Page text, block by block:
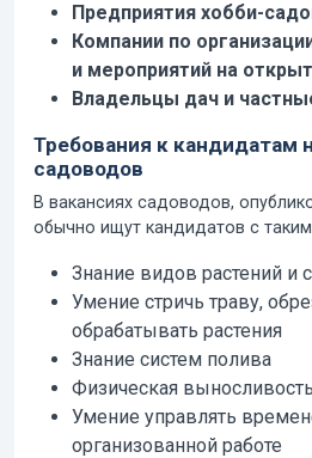
Предприятия хобби-
Компании по
и мероприятий на
Владельцы дач и
Требования к кандидатам
садоводов
В вакансиях садоводов,
обычно ищут кандидатов с
Знание видов растений и
Умение стричь траву,
обрабатывать растения
Знание систем полива
Физическая выносливость
Умение управлять
организованной работе